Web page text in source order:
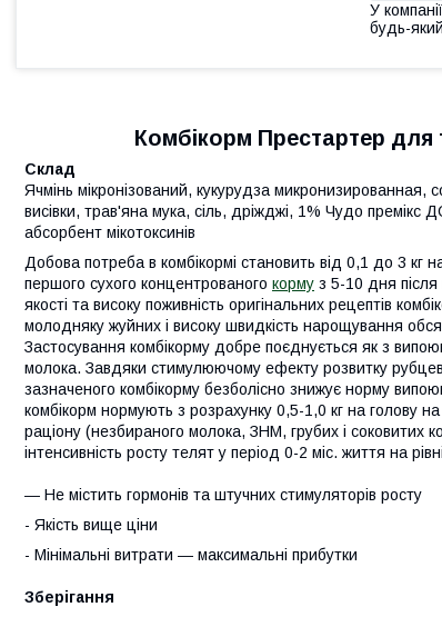
У
будь-
Комбікорм Престартер для
Склад
Ячмінь мікронізований, кукурудза
висівки, трав'яна мука, сіль, дріжджі, 1% Чудо
абсорбент мікотоксинів
Добова потреба в комбікормі становить від 0,1 до 3 кг
першого сухого концентрованого корму з 5-10 дня після
якості та високу поживність оригінальних рецептів
молодняку жуйних і високу швидкість нарощування
Застосування комбікорму добре поєднується як з
молока. Завдяки стимулюючому ефекту розвитку
зазначеного комбікорму безболісно знижує норму
комбікорм нормують з розрахунку 0,5-1,0 кг на голову
раціону (незбираного молока, ЗНМ, грубих і соковитих
інтенсивність росту телят у період 0-2 міс. життя на
― Не містить гормонів та штучних стимуляторів росту
- Якість вище ціни
- Мінімальні витрати ― максимальні прибутки
Зберігання